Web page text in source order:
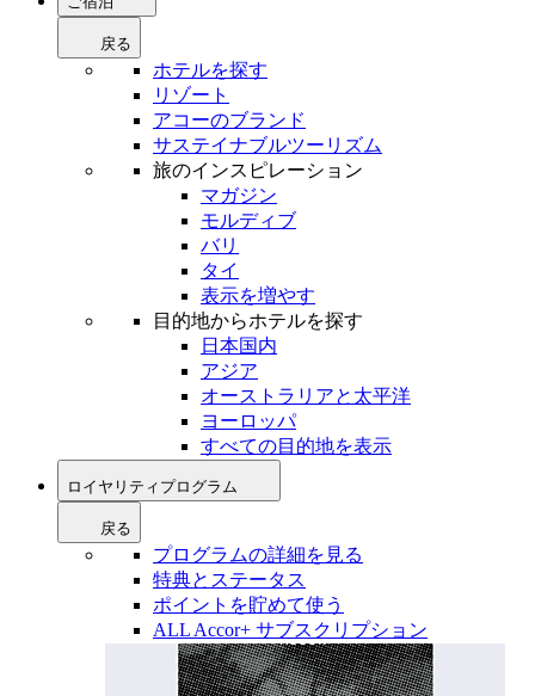
戻る
ホテルを探す
リゾート
アコーのブランド
サステイナブルツーリズム
旅のインスピレーション
マガジン
モルディブ
バリ
タイ
表示を増やす
目的地からホテルを探す
日本国内
アジア
オーストラリアと太平洋
ヨーロッパ
すべての目的地を表示
ロイヤリティプログラム
戻る
プログラムの詳細を見る
特典とステータス
ポイントを貯めて使う
ALL Accor+ サブスクリプション